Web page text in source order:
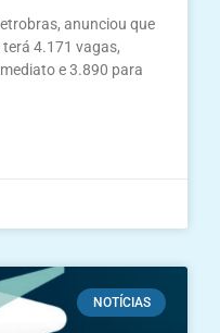
anunciou que
4.171 vagas,
e 3.890 para
NOTÍCIAS